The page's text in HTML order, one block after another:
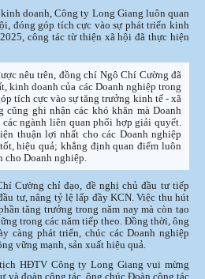
doanh, Công ty Long Giang luôn quan
đóng góp tích cực vào sự phát triển kinh
công tác từ thiện xã hội đã thực hiện
nêu trên, đồng chí Ngô Chí Cường đã
kinh doanh của các Doanh nghiệp trong
tích cực vào sự tăng trưởng kinh tế - xã
ghi nhận các khó khăn mà Doanh
ngành liên quan phối hợp giải quyết.
thuận lợi nhất cho các Doanh nghiệp
hiệu quả; khẳng định quan điểm luôn
cho Doanh nghiệp.
Cường chỉ đạo, đề nghị chủ đầu tư tiếp
tư, nâng tỷ lệ lấp đầy KCN. Việc thu hút
tăng trưởng trong năm nay mà còn tạo
trong các năm tiếp theo. Đồng thời, ông
càng phát triển, chúc các Doanh nghiệp
vững mạnh, sản xuất hiệu quả.
HĐTV Công ty Long Giang vui mừng
và đoàn công tác, ông chúc Đoàn công tác